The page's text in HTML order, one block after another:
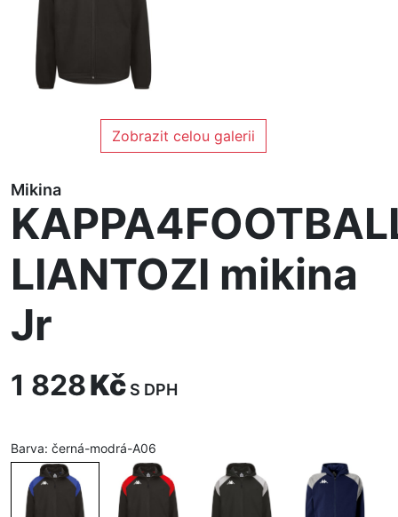
Zobrazit celou galerii
Mikina
LIANTOZI mikina
Jr
1 828Kč S DPH
Barva: černá-modrá-A06